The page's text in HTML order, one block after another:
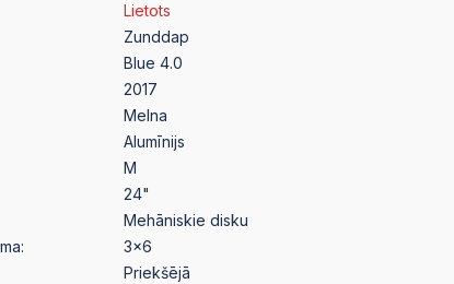
Lietots
Zunddap
Blue 4.0
2017
Melna
Alumīnijs
M
24"
Mehāniskie disku
3x6
Priekšējā